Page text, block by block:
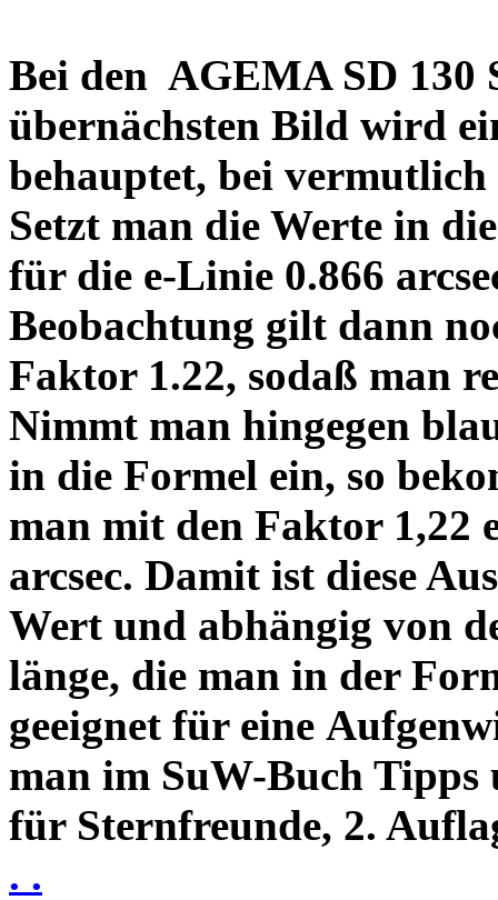
Bei den AGEMA SD 130
übernächsten Bild wird
behauptet, bei vermutlich
Setzt man die Werte in
für die e-Linie 0.866
Beobachtung gilt dann
Faktor 1.22, sodaß man
Nimmt man hingegen
in die Formel ein, so
man mit den Faktor 1,22
arcsec. Damit ist diese
Wert und abhängig von
länge, die man in der
geeignet für eine
man im SuW-Buch Tipps
für Sternfreunde, 2.
. .